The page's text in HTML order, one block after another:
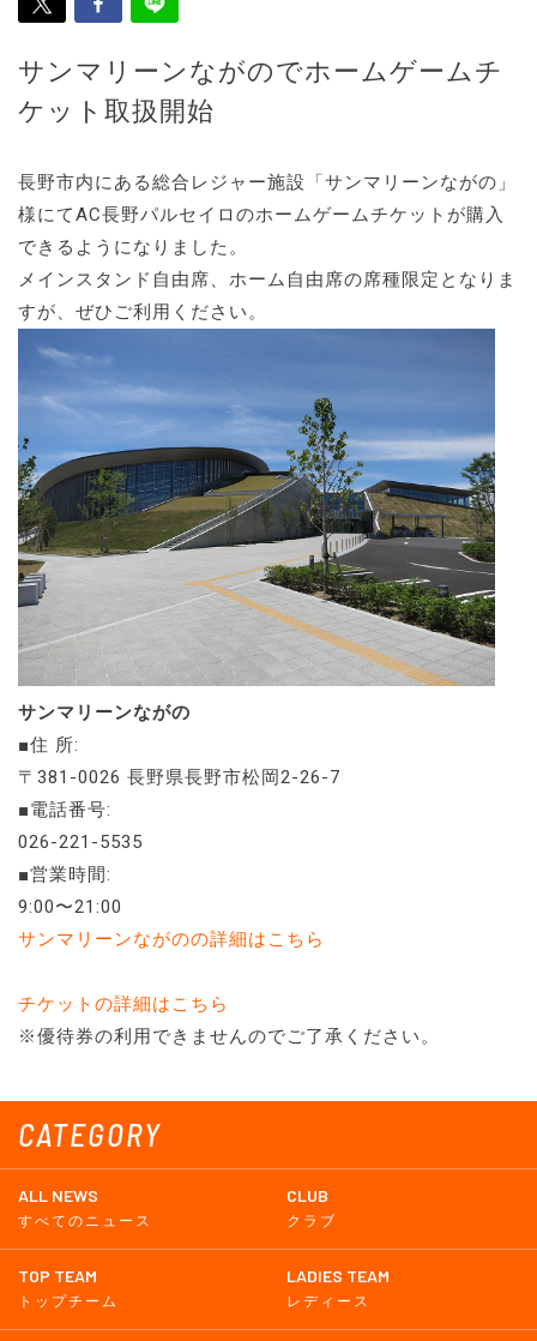
CATEGORY
ALL NEWS
すべてのニュース
CLUB
クラブ
TOP TEAM
トップチーム
LADIES TEAM
レディース
サンマリーンながのでホームゲームチ
ケット取扱開始
長野市内にある総合レジャー施設「サンマリーンながの」
様にてAC長野パルセイロのホームゲームチケットが購入
できるようになりました。
メインスタンド自由席、ホーム自由席の席種限定となりま
すが、ぜひご利用ください。
サンマリーンながの
■住 所:
〒381-0026 長野県長野市松岡2-26-7
■電話番号:
026-221-5535
■営業時間:
9:00〜21:00
サンマリーンながのの詳細はこちら
チケットの詳細はこちら
※優待券の利用できませんのでご了承ください。